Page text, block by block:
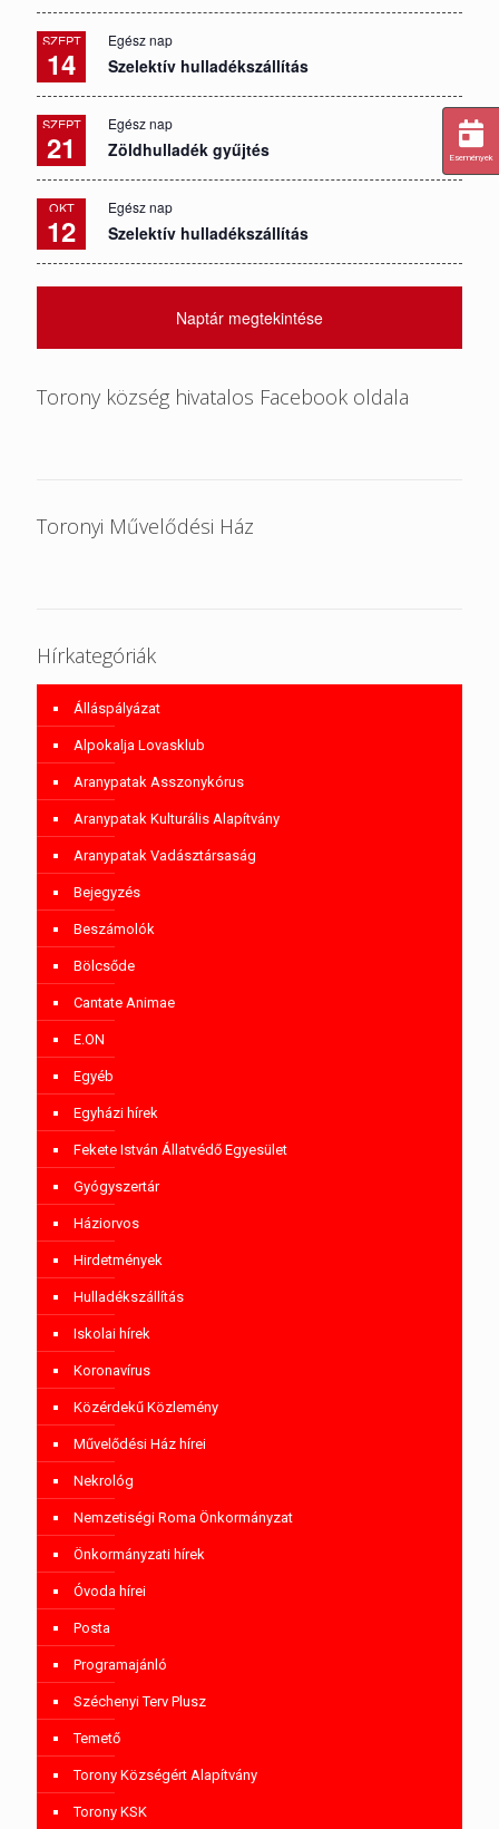
SZEPT
14
Egész nap
Szelektív hulladékszállítás
SZEPT
21
Egész nap
Zöldhulladék gyűjtés
OKT
12
Egész nap
Szelektív hulladékszállítás
Naptár megtekintése
Torony község hivatalos Facebook oldala
Toronyi Művelődési Ház
Hírkategóriák
Álláspályázat
Alpokalja Lovasklub
Aranypatak Asszonykórus
Aranypatak Kulturális Alapítvány
Aranypatak Vadásztársaság
Bejegyzés
Beszámolók
Bölcsőde
Cantate Animae
E.ON
Egyéb
Egyházi hírek
Fekete István Állatvédő Egyesület
Gyógyszertár
Háziorvos
Hirdetmények
Hulladékszállítás
Iskolai hírek
Koronavírus
Közérdekű Közlemény
Művelődési Ház hírei
Nekrológ
Nemzetiségi Roma Önkormányzat
Önkormányzati hírek
Óvoda hírei
Posta
Programajánló
Széchenyi Terv Plusz
Temető
Torony Községért Alapítvány
Torony KSK
Események